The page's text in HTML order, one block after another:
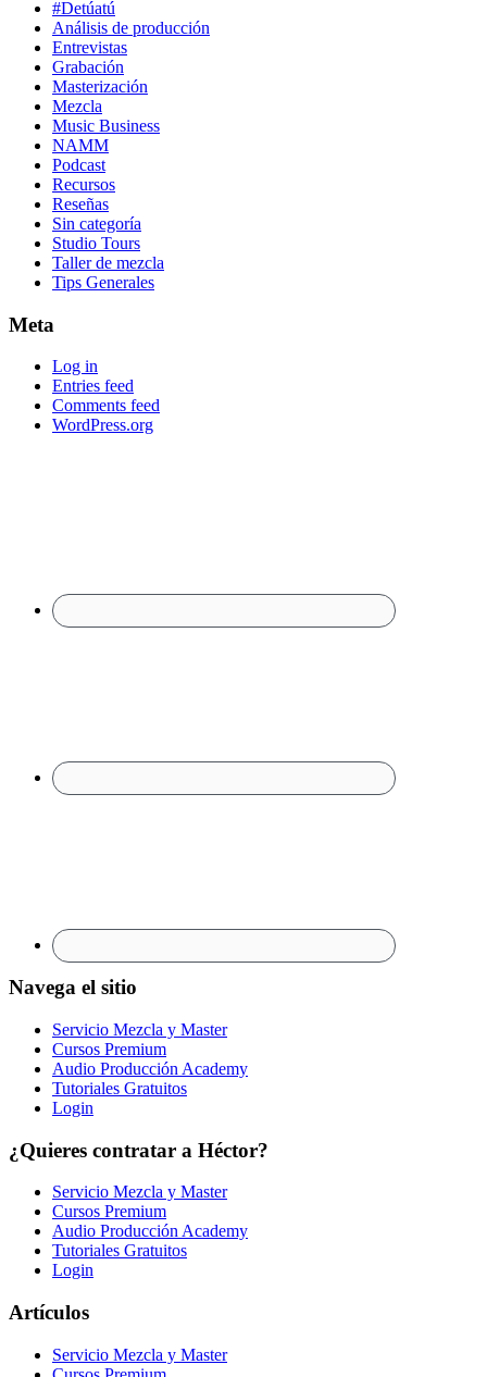
#Detúatú
Análisis de producción
Entrevistas
Grabación
Masterización
Mezcla
Music Business
NAMM
Podcast
Recursos
Reseñas
Sin categoría
Studio Tours
Taller de mezcla
Tips Generales
Meta
Log in
Entries feed
Comments feed
WordPress.org
Navega el sitio
Servicio Mezcla y Master
Cursos Premium
Audio Producción Academy
Tutoriales Gratuitos
Login
¿Quieres contratar a Héctor?
Servicio Mezcla y Master
Cursos Premium
Audio Producción Academy
Tutoriales Gratuitos
Login
Artículos
Servicio Mezcla y Master